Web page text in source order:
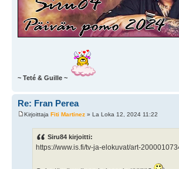
~ Teté & Guille ~
Re: Fran Perea
Kirjoittaja Fiti Martinez » La Loka 12, 2024 11:22
Siru84 kirjoitti:
https://www.is.fi/tv-ja-elokuvat/art-